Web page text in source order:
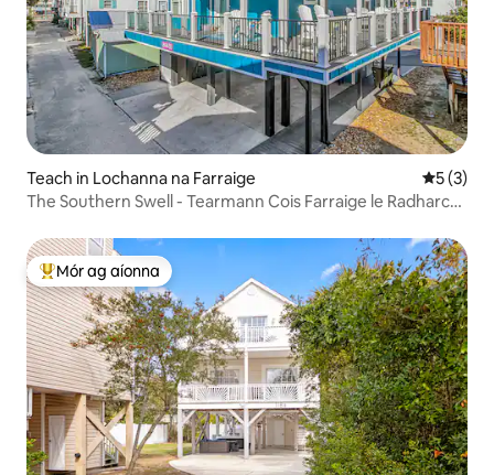
Teach in Lochanna na Farraige
5 (3)
The Southern Swell - Tearmann Cois Farraige le Radharc
An-mhór ag aíonna
Mór ag aíonna